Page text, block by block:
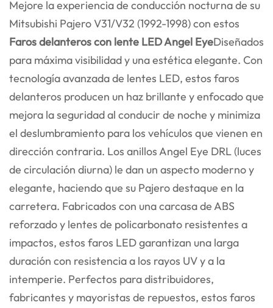
Mejore la experiencia de conducción nocturna de su
Mitsubishi Pajero V31/V32 (1992-1998) con estos
Faros delanteros con lente LED Angel EyeDiseñados
para máxima visibilidad y una estética elegante. Con
tecnología avanzada de lentes LED, estos faros
delanteros producen un haz brillante y enfocado que
mejora la seguridad al conducir de noche y minimiza
el deslumbramiento para los vehículos que vienen en
dirección contraria. Los anillos Angel Eye DRL (luces
de circulación diurna) le dan un aspecto moderno y
elegante, haciendo que su Pajero destaque en la
carretera. Fabricados con una carcasa de ABS
reforzado y lentes de policarbonato resistentes a
impactos, estos faros LED garantizan una larga
duración con resistencia a los rayos UV y a la
intemperie. Perfectos para distribuidores,
fabricantes y mayoristas de repuestos, estos faros